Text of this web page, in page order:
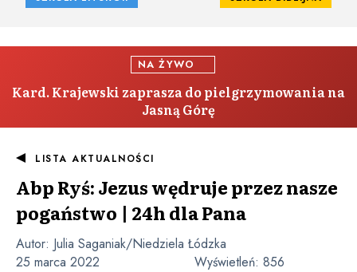
NA ŻYWO
Kard. Krajewski zaprasza do pielgrzymowania na
Jasną Górę
LISTA AKTUALNOŚCI
Abp Ryś: Jezus wędruje przez nasze
pogaństwo | 24h dla Pana
Autor: Julia Saganiak/Niedziela Łódzka
25 marca 2022
Wyświetleń: 856